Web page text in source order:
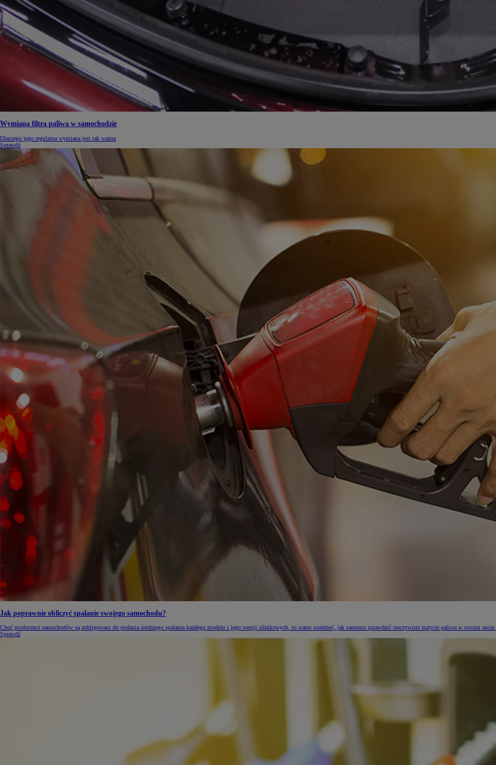
Wymiana filtra paliwa w samochodzie
Dlaczego jego regularna wymiana jest tak ważna
Sprawdź
Jak poprawnie obliczyć spalanie swojego samochodu?
Choć producenci samochodów są zobligowani do podania średniego spalania każdego modelu i jego wersji silnikowych, to warto wiedzieć, jak samemu sprawdzić rzeczywiste zużycie paliwa w swoim aucie.
Sprawdź